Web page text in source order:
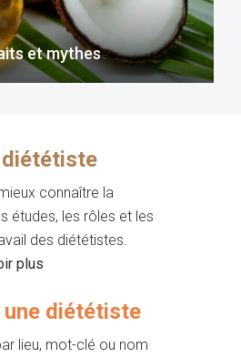
et mythes
diététiste
connaître la
études, les rôles et les
des diététistes.
plus
diététiste
lieu, mot-clé ou nom